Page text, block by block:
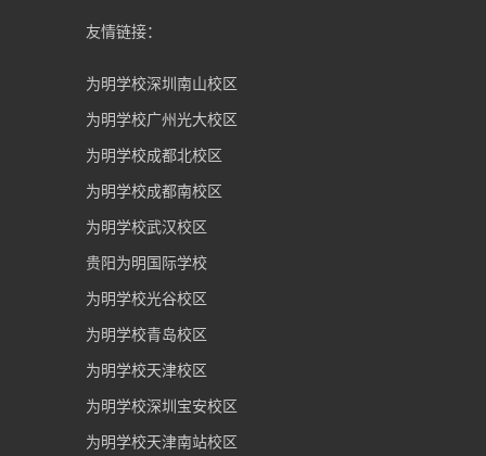
友情链接：
为明学校深圳南山校区
为明学校广州光大校区
为明学校成都北校区
为明学校成都南校区
为明学校武汉校区
贵阳为明国际学校
为明学校光谷校区
为明学校青岛校区
为明学校天津校区
为明学校深圳宝安校区
为明学校天津南站校区